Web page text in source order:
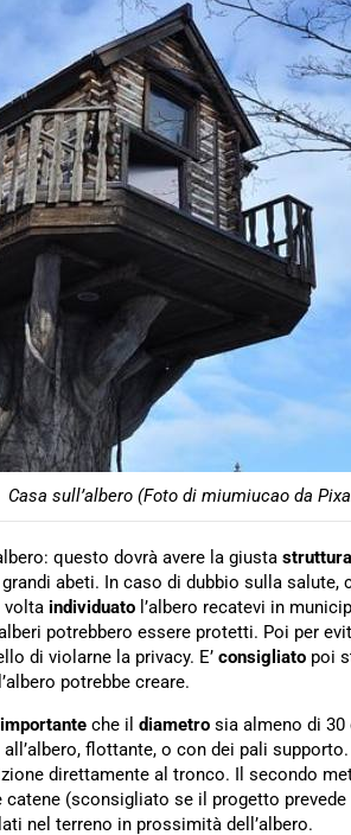
Casa sull’albero (Foto di miumiucao da
questo dovrà avere la giusta struttura
abeti. In caso di dubbio sulla
volta individuato l’albero recatevi in
potrebbero essere protetti. Poi per
di violarne la privacy. E’ consigliato poi
potrebbe creare.
importante che il diametro sia almeno di
flottante, o con dei pali
direttamente al tronco. Il secondo
catene (sconsigliato se il progetto
nel terreno in prossimità dell’albero.